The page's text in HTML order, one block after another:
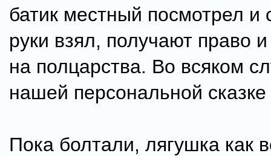
батик местный посмотрел и
руки взял, получают право
на полцарства. Во всяком
нашей персональной сказке
Пока болтали, лягушка как